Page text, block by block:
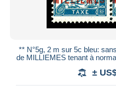
** N°5g, 2 m sur 5c bleu:
de MILLIEMES tenant à
±